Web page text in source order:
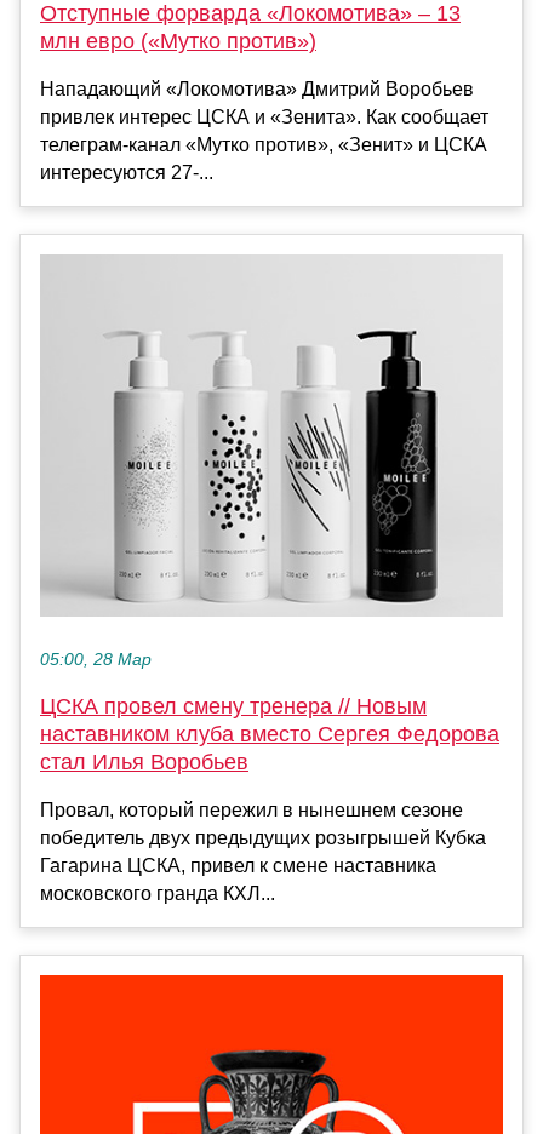
Отступные форварда «Локомотива» – 13
млн евро («Мутко против»)
Нападающий «Локомотива» Дмитрий Воробьев
привлек интерес ЦСКА и «Зенита». Как сообщает
телеграм-канал «Мутко против», «Зенит» и ЦСКА
интересуются 27-...
05:00, 28 Мар
ЦСКА провел смену тренера // Новым
наставником клуба вместо Сергея Федорова
стал Илья Воробьев
Провал, который пережил в нынешнем сезоне
победитель двух предыдущих розыгрышей Кубка
Гагарина ЦСКА, привел к смене наставника
московского гранда КХЛ...